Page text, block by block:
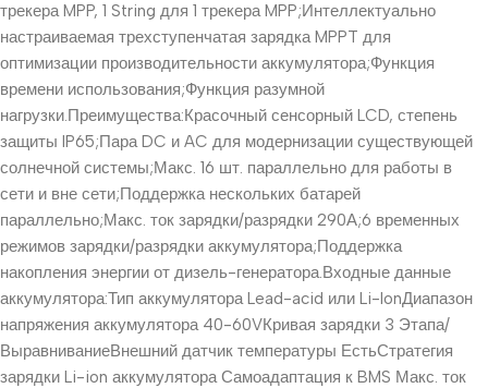
трекера MPP, 1 String для 1 трекера MPP;Интеллектуально
настраиваемая трехступенчатая зарядка MPPT для
оптимизации производительности аккумулятора;Функция
времени использования;Функция разумной
нагрузки.Преимущества:Красочный сенсорный LCD, степень
защиты IP65;Пара DC и AC для модернизации существующей
солнечной системы;Макс. 16 шт. параллельно для работы в
сети и вне сети;Поддержка нескольких батарей
параллельно;Макс. ток зарядки/разрядки 290А;6 временных
режимов зарядки/разрядки аккумулятора;Поддержка
накопления энергии от дизель-генератора.Входные данные
аккумулятора:Тип аккумулятора Lead-acid или Li-lonДиапазон
напряжения аккумулятора 40-60VКривая зарядки 3 Этапа/
ВыравниваниеВнешний датчик температуры ЕстьСтратегия
зарядки Li-ion аккумулятора Самоадаптация к BMS Макс. ток